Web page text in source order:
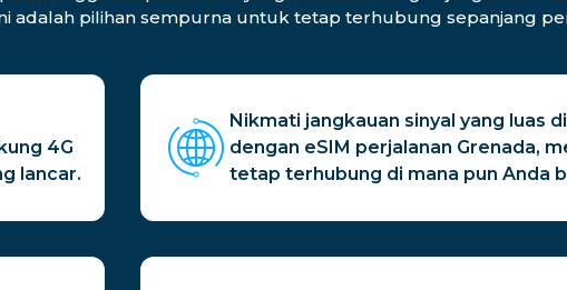
adalah pilihan sempurna untuk tetap terhubung sepanjang
4G
lancar.
Nikmati jangkauan sinyal yang luas
dengan eSIM perjalanan Grenada,
tetap terhubung di mana pun Anda